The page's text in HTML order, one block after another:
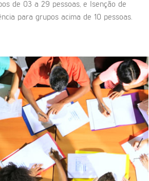
de 03 a 29 pessoas, e Isenção de
para grupos acima de 10 pessoas.